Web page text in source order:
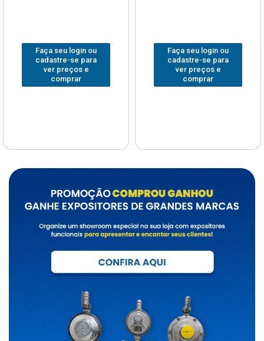
Faça seu login ou
cadastre-se para
ver preços e
comprar
Faça seu login ou
cadastre-se para
ver preços e
comprar